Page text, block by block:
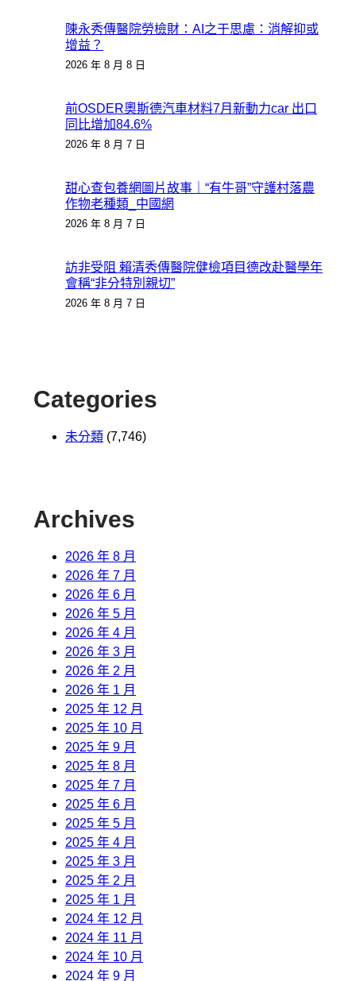
陳永秀傳醫院勞檢財：AI之于思慮：消解抑或
增益？
2026 年 8 月 8 日
前OSDER奧斯德汽車材料7月新動力car 出口
同比增加84.6%
2026 年 8 月 7 日
甜心查包養網圖片故事｜“有牛哥”守護村落農
作物老種類_中國網
2026 年 8 月 7 日
訪非受阻 賴清秀傳醫院健檢項目德改赴醫學年
會稱“非分特別親切”
2026 年 8 月 7 日
Categories
未分類 (7,746)
Archives
2026 年 8 月
2026 年 7 月
2026 年 6 月
2026 年 5 月
2026 年 4 月
2026 年 3 月
2026 年 2 月
2026 年 1 月
2025 年 12 月
2025 年 10 月
2025 年 9 月
2025 年 8 月
2025 年 7 月
2025 年 6 月
2025 年 5 月
2025 年 4 月
2025 年 3 月
2025 年 2 月
2025 年 1 月
2024 年 12 月
2024 年 11 月
2024 年 10 月
2024 年 9 月